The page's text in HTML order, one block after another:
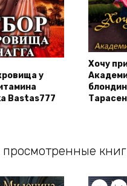
у
Bastas777
Хочу